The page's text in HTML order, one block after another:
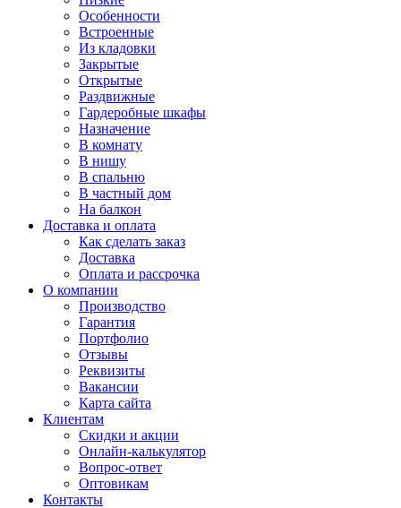
Особенности
Встроенные
Из кладовки
Закрытые
Открытые
Раздвижные
Гардеробные шкафы
Назначение
В комнату
В нишу
В спальню
В частный дом
На балкон
Доставка и оплата
Как сделать заказ
Доставка
Оплата и рассрочка
О компании
Производство
Гарантия
Портфолио
Отзывы
Реквизиты
Вакансии
Карта сайта
Клиентам
Скидки и акции
Онлайн-калькулятор
Вопрос-ответ
Оптовикам
Контакты